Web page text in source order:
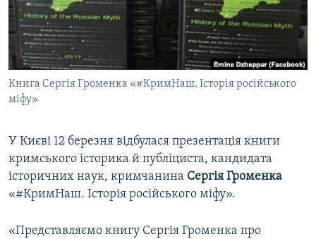
ВІДЕОУРОКИ «ELIFBE»
СВІДЧЕННЯ ОКУПАЦІЇ
УКРАЇНСЬКА ПРОБЛЕМА КРИМУ
ІНФОГРАФІКА
Русский
Qırımtatar
ДОЛУЧАЙСЯ!
Усі сайти RFE/RL
Книга Сергія Громенка «#КримНаш. Історія російського
міфу»
У Києві 12 березня відбулася презентація книги
кримського історика й публіциста, кандидата
історичних наук, кримчанина Сергія Громенка
«#КримНаш. Історія російського міфу».
«Представляємо книгу Сергія Громенка про